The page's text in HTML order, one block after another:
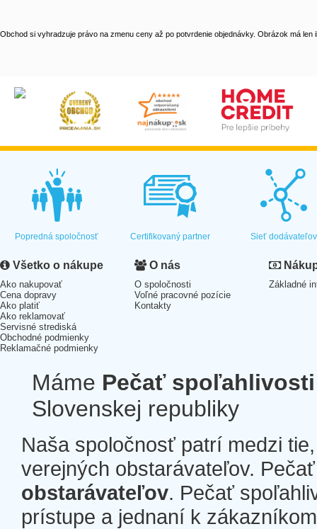
Obchod si vyhradzuje právo na zmenu ceny až po potvrdenie objednávky. Obrázok má len
Popredná spoločnosť Certifikovaný partner Sieť dodávateľov
Všetko o nákupe
Ako nakupovať
Cena dopravy
Ako platiť
Ako reklamovať
Servisné strediská
Obchodné podmienky
Reklamačné podmienky
O nás
O spoločnosti
Voľné pracovné pozície
Kontakty
Základné
Máme Pečať spoľahlivosti
Slovenskej republiky
Naša spoločnosť patrí medzi
verejných obstarávateľov.
obstarávateľov. Pečať
prístupe a jednaní k